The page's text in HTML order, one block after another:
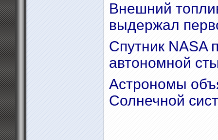
Внешний
выдержал
Спутник NASA
автономной
Астрономы
Солнечной